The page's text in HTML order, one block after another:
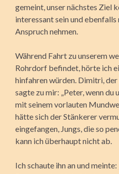
gemeint, unser nächstes Ziel
interessant sein und
Anspruch nehmen.
Während Fahrt zu unserem
Rohrdorf befindet, hörte ich
hinfahren würden. Dimitri, der
sagte zu mir: „Peter, wenn du
mit seinem vorlauten
hätte sich der Stänkerer
eingefangen, Jungs, die so
kann ich überhaupt nicht ab.
Ich schaute ihn an und